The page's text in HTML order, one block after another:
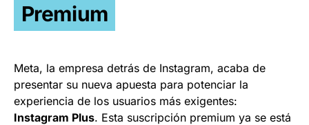
Premium
Meta, la empresa detrás de Instagram, acaba de
presentar su nueva apuesta para potenciar la
experiencia de los usuarios más exigentes:
Instagram Plus. Esta suscripción premium ya se está